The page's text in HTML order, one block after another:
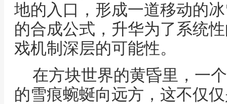
地的入口，形成一道移动的
的合成公式，升华为了系统
戏机制深层的可能性。
在方块世界的黄昏里，一
的雪痕蜿蜒向远方，这不仅